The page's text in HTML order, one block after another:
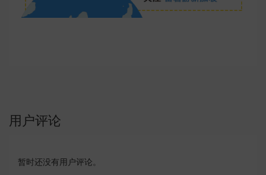
用户评论
暂时还没有用户评论。